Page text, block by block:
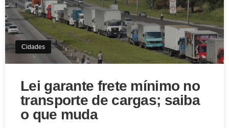
Cidades
Lei garante frete mínimo no
transporte de cargas; saiba
o que muda